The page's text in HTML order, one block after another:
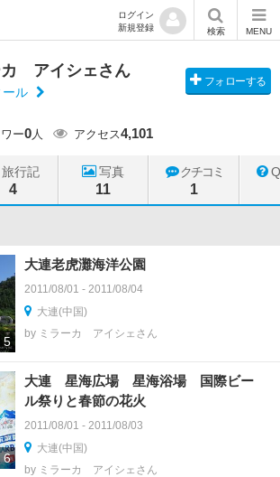
ログイン
新規登録
検索 MENU
カ アイシェさん
ール
フォローする
ー0人 アクセス4,101
旅行記
4
写真
11
クチコミ
1
5
大連老虎灘海洋公園
2011/08/01 - 2011/08/04
大連(中国)
by ミラーカ アイシェさん
6
大連 星海広場 星海浴場 国際ビー
ル祭りと春節の花火
2011/08/01 - 2011/08/03
大連(中国)
by ミラーカ アイシェさん